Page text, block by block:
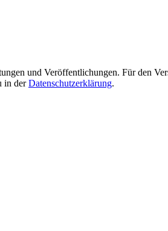
und Veröffentlichungen. Für den
in derDatenschutzerklärung.